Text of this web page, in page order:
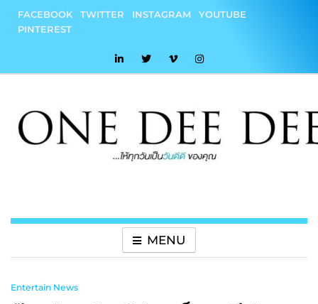
content
FACEBOOK TWITTER INSTAGRAM
YOUTUBE
PINTEREST
MENU
Entertain News